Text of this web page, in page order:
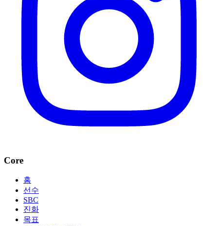
Core
홈
선수
SBC
진화
목표